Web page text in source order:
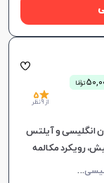
توما
ن
5
از 9 نظر
انگلیسی و آیلتس
تجربه تدریس زبان از ۷ سال پیش، رویکرد مکالمه
م
کالمه زبان انگلیسی، زبان انگلیسی عمومی، گرامر زبان انگلیسی، زبان انگلیسی تجاری، زبان انگلیسی آمریکایی، زبان انگلیسی هفتم دبیرستان، زبان انگلیسی هشتم دبیرستان، زبان انگلیسی نهم دبیرستان، زبان انگلیسی دهم دبیرستان، زبان انگلیسی یازدهم دبیرستان، زبان انگلیسی دوازدهم دبیرستان، زبان انگلیسی کودکان، آیلتس، تافل